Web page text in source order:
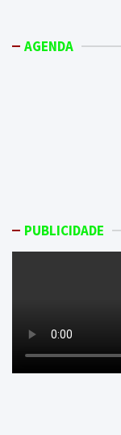
AGENDA
PUBLICIDADE